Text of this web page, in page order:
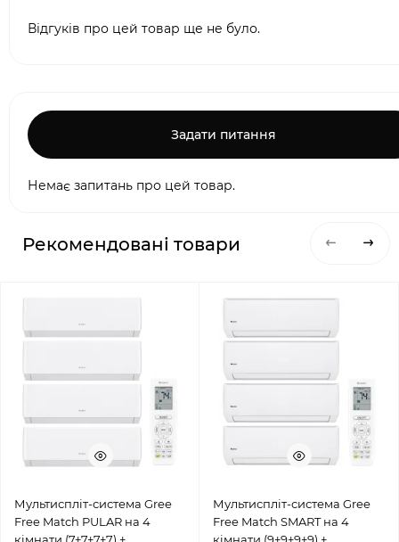
Відгуків про цей товар ще не було.
Задати питання
Немає запитань про цей товар.
Рекомендовані товари
Мультиспліт-система Gree
Free Match PULAR на 4
Мультиспліт-система Gree
Free Match SMART на 4